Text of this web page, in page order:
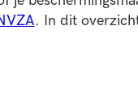
. In dit